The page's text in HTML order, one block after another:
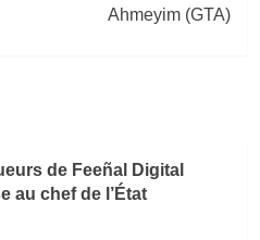
Ahmeyim (GTA)
de Feeñal Digital
au chef de l’État